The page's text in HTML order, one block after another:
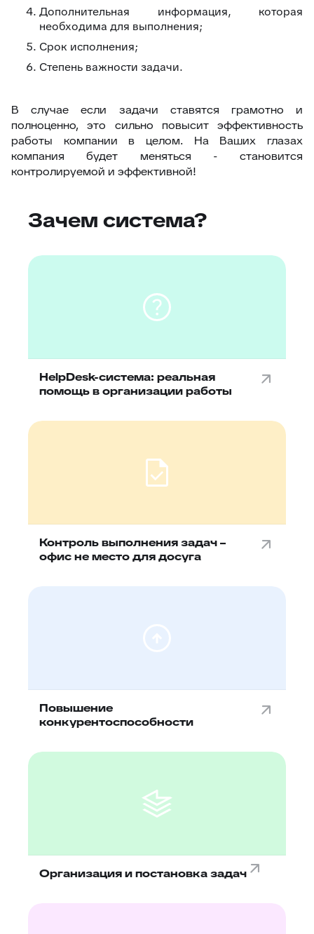
Дополнительная информация, которая
необходима для выполнения;
Срок исполнения;
Степень важности задачи.
В случае если задачи ставятся грамотно и
полноценно, это сильно повысит эффективность
работы компании в целом. На Ваших глазах
компания будет меняться - становится
контролируемой и эффективной!
Зачем система?
HelpDesk-система: реальная
помощь в организации работы
Контроль выполнения задач –
офис не место для досуга
Повышение
конкурентоспособности
Организация и постановка задач